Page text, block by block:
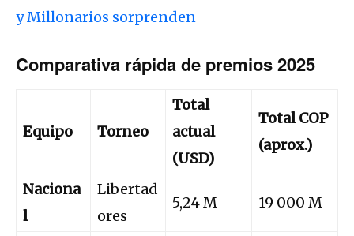
y Millonarios sorprenden
Comparativa rápida de premios 2025
Equipo Torneo
Total
actual
(USD)
Total COP
(aprox.)
Naciona
l
Libertad
ores
5,24 M 19 000 M